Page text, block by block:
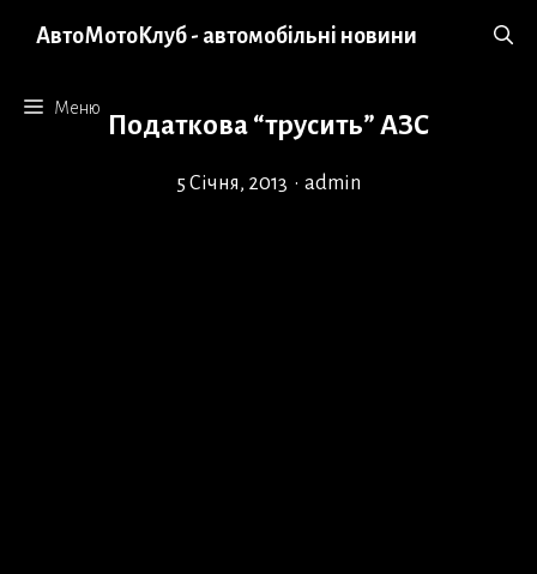
АвтоМотоКлуб - автомобільні новини
Меню
Податкова “трусить” АЗС
5 Січня, 2013 • admin